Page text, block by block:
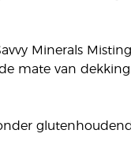
Minerals
mate van dekking.